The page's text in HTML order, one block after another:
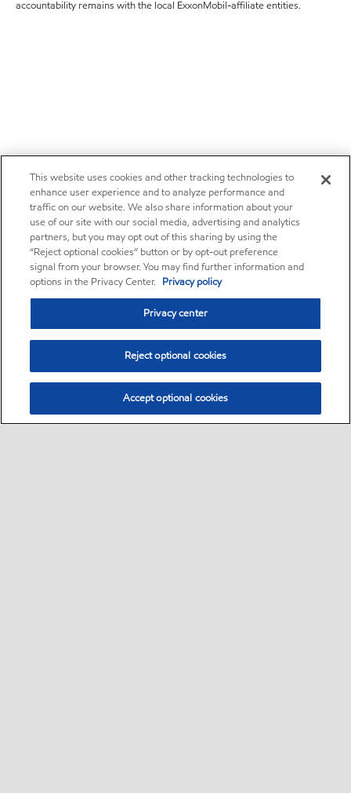
accountability remains with the local ExxonMobil-affiliate entities.
This website uses cookies and other tracking technologies to
enhance user experience and to analyze performance and
traffic on our website. We also share information about your
use of our site with our social media, advertising and analytics
partners, but you may opt out of this sharing by using the
“Reject optional cookies” button or by opt-out preference
signal from your browser. You may find further information and
options in the Privacy Center. Privacy policy
Privacy center
Reject optional cookies
Accept optional cookies